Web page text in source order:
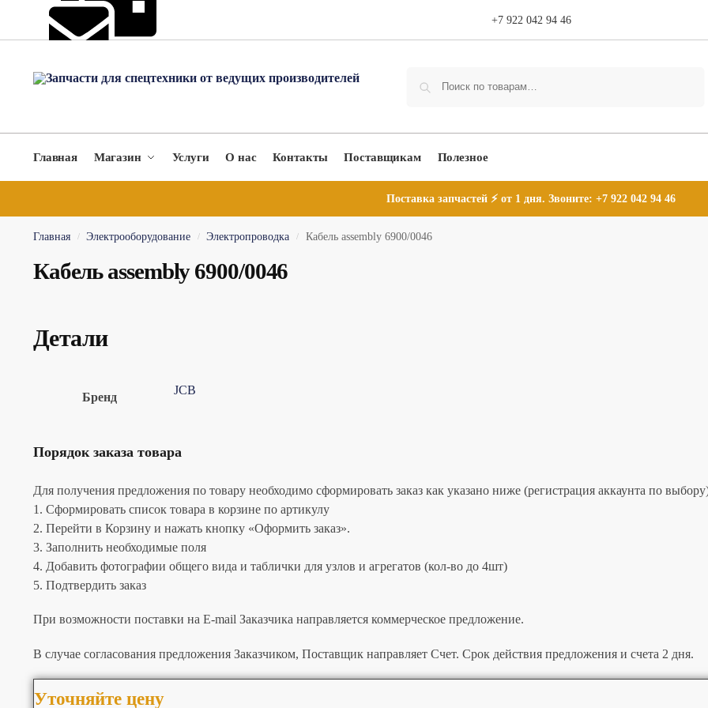
+7 922 042 94 46
Главная Магазин Услуги О нас Контакты Поставщикам Полезное
Поставка запчастей ⚡ от 1 дня. Звоните: +7 922 042 94 46
Главная / Электрооборудование / Электропроводка / Кабель assembly 6900/0046
Кабель assembly 6900/0046
Детали
Бренд
JCB
Порядок заказа товара
Для получения предложения по товару необходимо сформировать заказ как указано ниже (регистрация аккаунта по
1. Сформировать список товара в корзине по артикулу
2. Перейти в Корзину и нажать кнопку «Оформить заказ».
3. Заполнить необходимые поля
4. Добавить фотографии общего вида и таблички для узлов и агрегатов (кол-во до 4шт)
5. Подтвердить заказ
При возможности поставки на E-mail Заказчика направляется коммерческое предложение.
В случае согласования предложения Заказчиком, Поставщик направляет Счет. Срок действия предложения и счета 2 дня.
Уточняйте цену